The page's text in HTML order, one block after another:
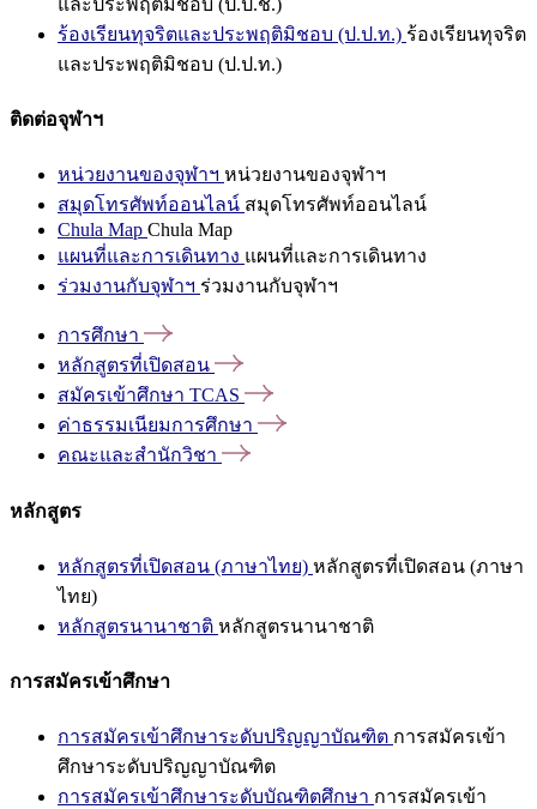
ร้องเรียนทุจริตและประพฤติมิชอบ (ป.ป.ท.) ร้องเรียนทุจริต
และประพฤติมิชอบ (ป.ป.ท.)
ติดต่อจุฬาฯ
หน่วยงานของจุฬาฯ หน่วยงานของจุฬาฯ
สมุดโทรศัพท์ออนไลน์ สมุดโทรศัพท์ออนไลน์
Chula Map Chula Map
แผนที่และการเดินทาง แผนที่และการเดินทาง
ร่วมงานกับจุฬาฯ ร่วมงานกับจุฬาฯ
การศึกษา
หลักสูตรที่เปิดสอน
สมัครเข้าศึกษา TCAS
ค่าธรรมเนียมการศึกษา
คณะและสำนักวิชา
หลักสูตร
หลักสูตรที่เปิดสอน (ภาษาไทย) หลักสูตรที่เปิดสอน (ภาษา
ไทย)
หลักสูตรนานาชาติ หลักสูตรนานาชาติ
การสมัครเข้าศึกษา
การสมัครเข้าศึกษาระดับปริญญาบัณฑิต การสมัครเข้า
ศึกษาระดับปริญญาบัณฑิต
การสมัครเข้าศึกษาระดับบัณฑิตศึกษา การสมัครเข้า